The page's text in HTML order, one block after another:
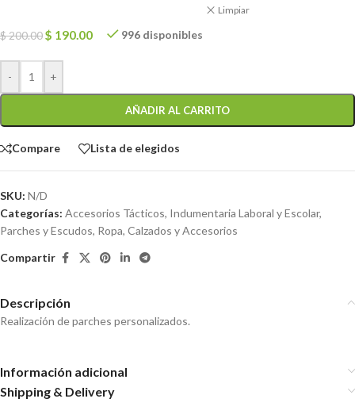
Limpiar
$200.00$ 190.00 996 disponibles
- +
AÑADIR AL CARRITO
Compare Lista de elegidos
SKU: N/D
Categorías: Accesorios Tácticos, Indumentaria Laboral y Escolar,
Parches y Escudos, Ropa, Calzados y Accesorios
Compartir
Descripción
Realización de parches personalizados.
Información adicional
Shipping & Delivery